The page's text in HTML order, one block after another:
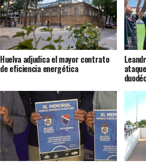
Huelva adjudica el mayor contrato
de eficiencia energética